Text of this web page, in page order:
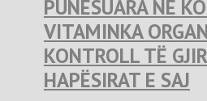
PUNËSUARA NË
VITAMINKA
KONTROLL TË
HAPËSIRAT E SAJ